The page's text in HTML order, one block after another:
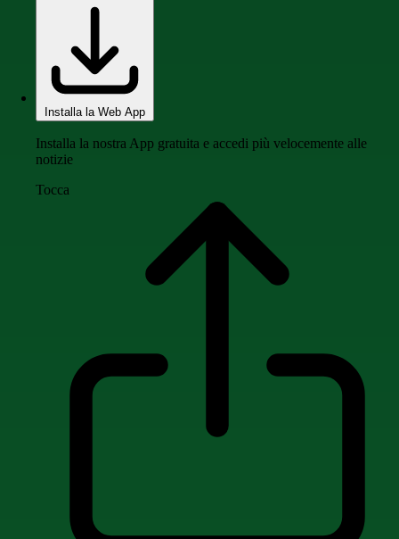
Installa la Web App
Installa la nostra App gratuita e accedi più velocemente alle
notizie
Tocca